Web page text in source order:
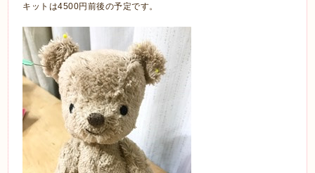
キットは4500円前後の予定です。